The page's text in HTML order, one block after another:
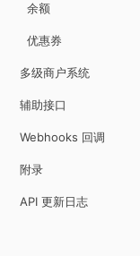
余额
优惠券
多级商户系统
辅助接口
Webhooks 回调
附录
API 更新日志